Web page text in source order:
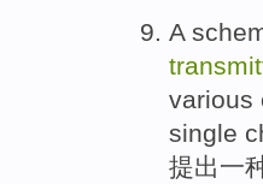
A
various
single
提出一